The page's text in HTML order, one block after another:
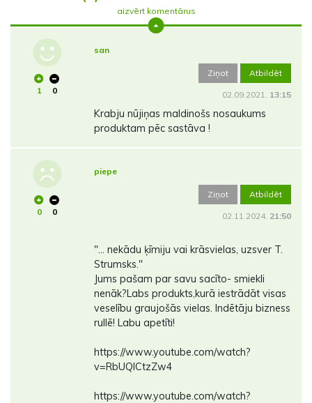
aizvērt komentārus
1 0
san
Ziņot Atbildēt
02.09.2021. 13:15
Krabju nūjiņas maldinošs nosaukums
produktam pēc sastāva !
0 0
piepe
Ziņot Atbildēt
02.11.2024. 21:50
"... nekādu ķīmiju vai krāsvielas, uzsver T.
Strumsks."
Jums pašam par savu sacīto- smiekli
nenāk?Labs produkts,kurā iestrādāt visas
veselību graujošās vielas. Indētāju bizness
rullē! Labu apetīti!
https://www.youtube.com/watch?
v=RbUQICtzZw4
https://www.youtube.com/watch?